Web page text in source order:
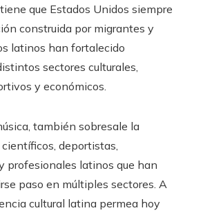
que Estados Unidos siempre
construida por migrantes y
latinos han fortalecido
sectores culturales,
y económicos.
también sobresale la
deportistas,
profesionales latinos que han
paso en múltiples sectores. A
cultural latina permea hoy